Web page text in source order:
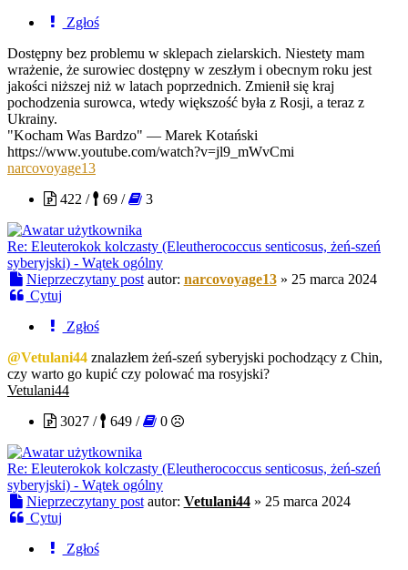
Zgłoś
Dostępny bez problemu w sklepach zielarskich. Niestety mam
wrażenie, że surowiec dostępny w zeszłym i obecnym roku jest
jakości niższej niż w latach poprzednich. Zmienił się kraj
pochodzenia surowca, wtedy większość była z Rosji, a teraz z
Ukrainy.
"Kocham Was Bardzo" — Marek Kotański
https://www.youtube.com/watch?v=jl9_mWvCmi
narcovoyage13
422 /
69 / 3
Re: Eleuterokok kolczasty (Eleutherococcus senticosus, żeń-szeń
syberyjski) - Wątek ogólny
Nieprzeczytany post autor: narcovoyage13» 25 marca 2024
Cytuj
Zgłoś
@Vetulani44 znalazłem żeń-szeń syberyjski pochodzący z Chin,
czy warto go kupić czy polować ma rosyjski?
Vetulani44
3027 /
649 / 0
Re: Eleuterokok kolczasty (Eleutherococcus senticosus, żeń-szeń
syberyjski) - Wątek ogólny
Nieprzeczytany post autor: Vetulani44» 25 marca 2024
Cytuj
Zgłoś